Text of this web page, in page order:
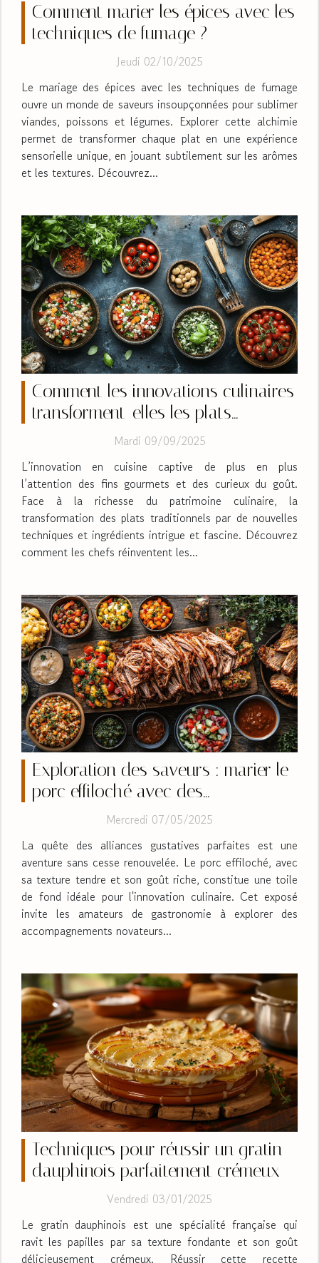
Comment marier les épices avec les
techniques de fumage ?
Jeudi 02/10/2025
Le mariage des épices avec les techniques de fumage
ouvre un monde de saveurs insoupçonnées pour sublimer
viandes, poissons et légumes. Explorer cette alchimie
permet de transformer chaque plat en une expérience
sensorielle unique, en jouant subtilement sur les arômes
et les textures. Découvrez...
Comment les innovations culinaires
transforment-elles les plats
traditionnels ?Mardi 09/09/2025
L’innovation en cuisine captive de plus en plus
l’attention des fins gourmets et des curieux du goût.
Face à la richesse du patrimoine culinaire, la
transformation des plats traditionnels par de nouvelles
techniques et ingrédients intrigue et fascine. Découvrez
comment les chefs réinventent les...
Exploration des saveurs : marier le
porc effiloché avec des
accompagnements innovants
Mercredi 07/05/2025
La quête des alliances gustatives parfaites est une
aventure sans cesse renouvelée. Le porc effiloché, avec
sa texture tendre et son goût riche, constitue une toile
de fond idéale pour l'innovation culinaire. Cet exposé
invite les amateurs de gastronomie à explorer des
accompagnements novateurs...
Techniques pour réussir un gratin
dauphinois parfaitement crémeux
Vendredi 03/01/2025
Le gratin dauphinois est une spécialité française qui
ravit les papilles par sa texture fondante et son goût
délicieusement crémeux. Réussir cette recette